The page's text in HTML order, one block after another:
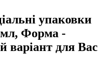
упаковки
Форма -
варіант для Вас